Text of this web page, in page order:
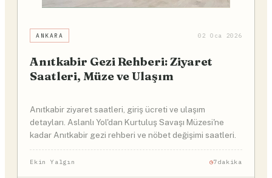
ANKARA 02 Oca 2026
Anıtkabir Gezi Rehberi: Ziyaret
Saatleri, Müze ve Ulaşım
Anıtkabir ziyaret saatleri, giriş ücreti ve ulaşım
detayları. Aslanlı Yol'dan Kurtuluş Savaşı Müzesi'ne
kadar Anıtkabir gezi rehberi ve nöbet değişimi saatleri.
Ekin Yalgın 7dakika